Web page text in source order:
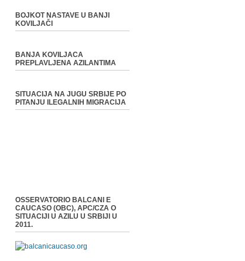
BOJKOT NASTAVE U BANJI
KOVILJAČI
BANJA KOVILJACA
PREPLAVLJENA AZILANTIMA
SITUACIJA NA JUGU SRBIJE PO
PITANJU ILEGALNIH MIGRACIJA
OSSERVATORIO BALCANI E
CAUCASO (OBC), APC/CZA O
SITUACIJI U AZILU U SRBIJI U
2011.